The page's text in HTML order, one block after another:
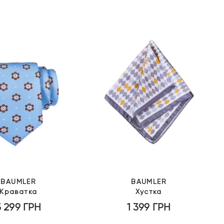
BAUMLER
Краватка
299 ГРН
BAUMLER
Хустка
1 399 ГРН